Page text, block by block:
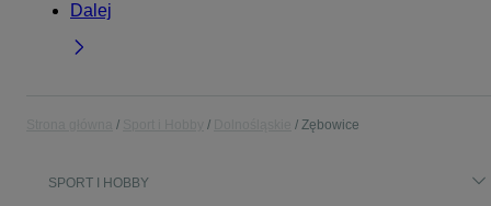
Dalej
Zębowice
SPORT I HOBBY